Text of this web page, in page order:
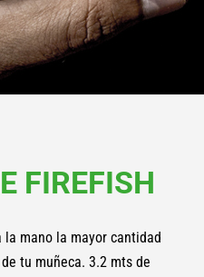
FIREFISH
mano la mayor cantidad
tu muñeca. 3.2 mts de